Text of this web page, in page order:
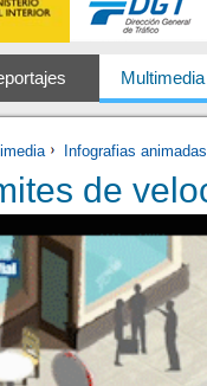
Multimedia
Infografias animadas
de